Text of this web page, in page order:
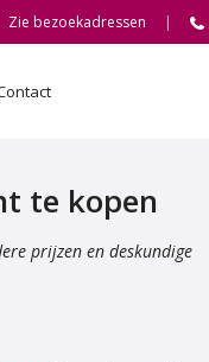
Zie bezoekadressen
te kopen
prijzen en deskundige